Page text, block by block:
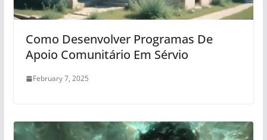
Como Desenvolver Programas De
Apoio Comunitário Em Sérvio
February 7, 2025